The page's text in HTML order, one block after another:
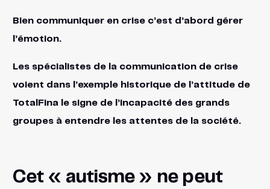
Bien communiquer en crise c’est d’abord gérer
l’émotion.
Les spécialistes de la communication de crise
voient dans l’exemple historique de l’attitude de
TotalFina le signe de l’incapacité des grands
groupes à entendre les attentes de la société.
Cet « autisme » ne peut